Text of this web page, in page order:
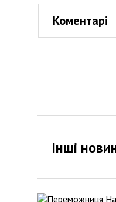
Коментарі
Інші